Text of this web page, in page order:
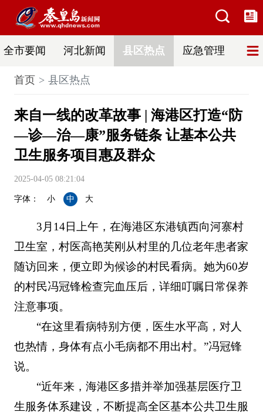
全市要闻 河北新闻 县区热点 应急管理 辟
首页 县区热点
来自一线的改革故事 | 海港区打造“防
—诊—治—康”服务链条 让基本公共
卫生服务项目惠及群众
2025-04-05 08:21:04
字体： 小 中 大
3月14日上午，在海港区东港镇西向河寨村
卫生室，村医高艳芙刚从村里的几位老年患者家
随访回来，便立即为候诊的村民看病。她为60岁
的村民冯冠锋检查完血压后，详细叮嘱日常保养
注意事项。
“在这里看病特别方便，医生水平高，对人
也热情，身体有点小毛病都不用出村。”冯冠锋
说。
“近年来，海港区多措并举加强基层医疗卫
生服务体系建设，不断提高全区基本公共卫生服